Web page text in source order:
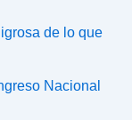
de lo que
Nacional